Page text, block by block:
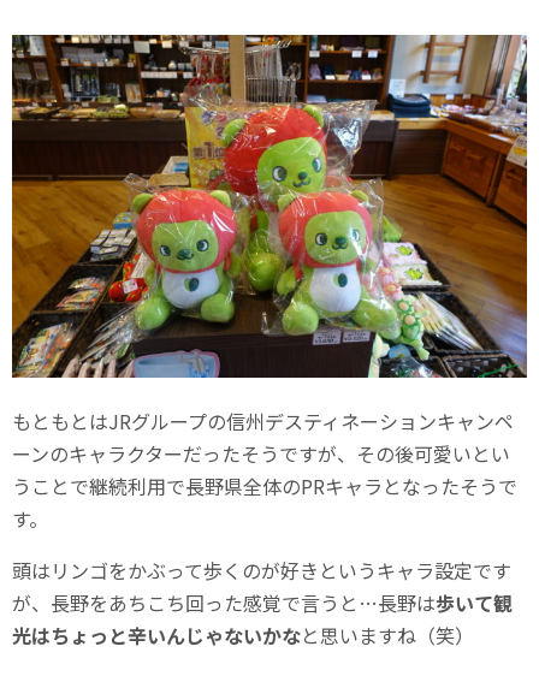
もともとはJRグループの信州デスティネーションキャンペ
ーンのキャラクターだったそうですが、その後可愛いとい
うことで継続利用で長野県全体のPRキャラとなったそうで
す。
頭はリンゴをかぶって歩くのが好きというキャラ設定です
が、長野をあちこち回った感覚で言うと…長野は歩いて観
光はちょっと辛いんじゃないかなと思いますね（笑）